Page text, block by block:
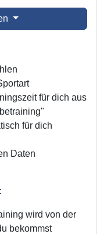
für dich aus
für dich
Daten
wird von der
bekommst